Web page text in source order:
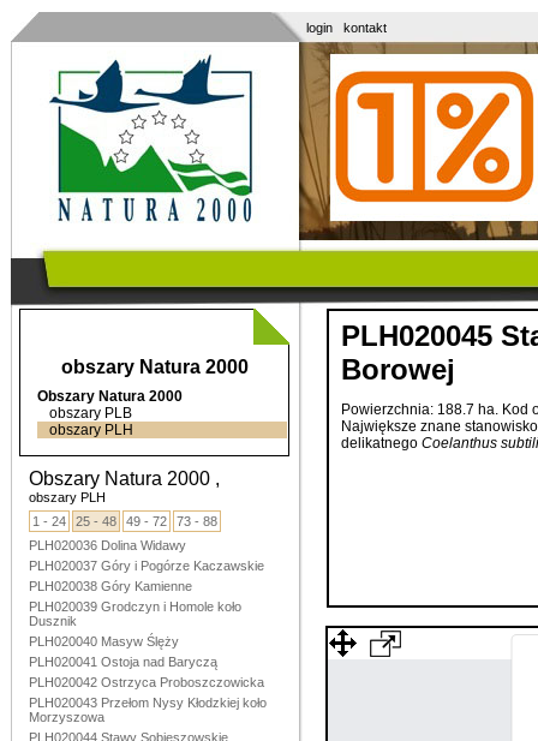
login kontakt
obszary Natura 2000
Obszary Natura 2000
obszary PLB
obszary PLH
Obszary Natura 2000 ,
obszary PLH
1 - 24
25 - 48 49 - 72
73 - 88
PLH020036 Dolina Widawy
PLH020037 Góry i Pogórze Kaczawskie
PLH020038 Góry Kamienne
PLH020039 Grodczyn i Homole koło
Dusznik
PLH020040 Masyw Ślęży
PLH020041 Ostoja nad Baryczą
PLH020042 Ostrzyca Proboszczowicka
PLH020043 Przełom Nysy Kłodzkiej koło
Morzyszowa
PLH020044 Stawy Sobieszowskie
PLH020045
Borowej
Powierzchnia: 188.7 ha. Kod
Największe znane stanowisko
delikatnego Coelanthus